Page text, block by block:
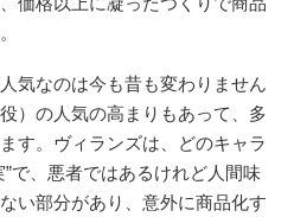
気なのは今も昔も変わりません
）の人気の高まりもあって、多
す。ヴィランズは、どのキャラ
で、悪者ではあるけれど人間味
い部分があり、意外に商品化す